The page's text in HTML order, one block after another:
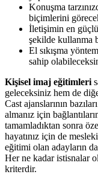
Konuşma
biçimlerini
İletişimin en
şekilde kullanma
El sıkışma
sahip
Kişisel imaj eğitimleri
geleceksiniz hem de
Cast ajanslarının
almanız için
tamamladıktan sonra
hayatınız için de
eğitimi olan adayların
Her ne kadar istisnalar
kriterdir.